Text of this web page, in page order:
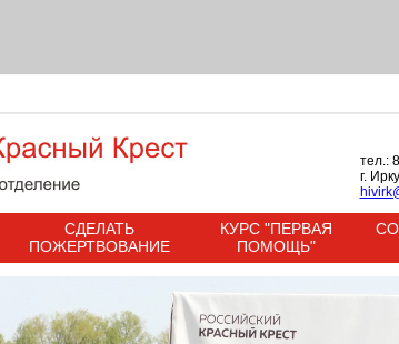
тел.:
г.
СДЕЛАТЬ
ПОЖЕРТВОВАНИЕ
КУРС "ПЕРВАЯ
ПОМОЩЬ"